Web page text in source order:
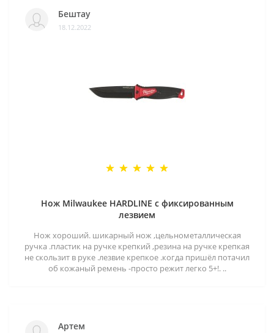
Бештау
18.12.2022
Нож Milwaukee HARDLINE с фиксированным
лезвием
Нож хороший. шикарный нож ,цельнометаллическая
ручка .пластик на ручке крепкий ,резина на ручке крепкая
не скользит в руке .лезвие крепкое .когда пришёл потачил
об кожаный ремень -просто режит легко 5+!. ..
Артем